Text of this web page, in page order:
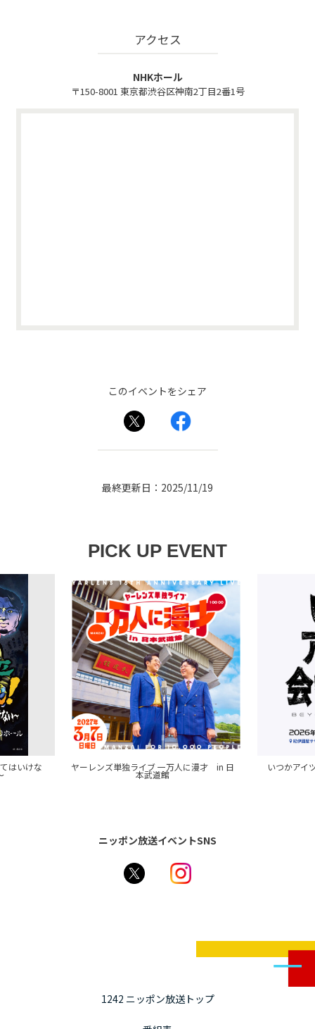
アクセス
NHKホール
〒150-8001 東京都渋谷区神南2丁目2番1号
このイベントをシェア
最終更新日：2025/11/19
PICK UP EVENT
はいけな ヤーレンズ単独ライブ 一万人に漫才 in 日
本武道館
いつかアイ
ニッポン放送イベントSNS
1242 ニッポン放送トップ